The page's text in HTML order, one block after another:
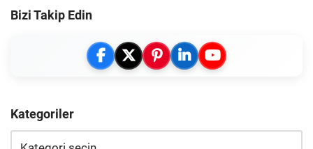
Bizi Takip Edin
Kategoriler